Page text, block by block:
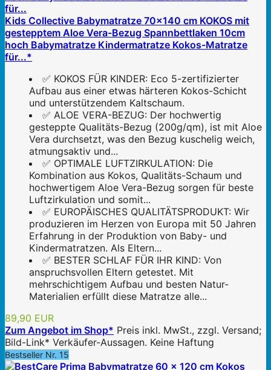
Kids Collective Babymatratze 70x140 cm KOKOS mit
gestepptem Aloe Vera-Bezug Spannbettlaken 10cm
hoch Babymatratze Kindermatratze Kokos-Matratze
für...*
✅ KOKOS FÜR KINDER: Eco 5-zertifizierter
Aufbau aus einer etwas härteren Kokos-Schicht
und unterstützendem Kaltschaum.
✅ ALOE VERA-BEZUG: Der hochwertig
gesteppte Qualitäts-Bezug (200g/qm), ist mit Aloe
Vera durchsetzt, was den Bezug kuschelig weich,
atmungsaktiv und...
✅ OPTIMALE LUFTZIRKULATION: Die
Kombination aus Kokos, Qualitäts-Schaum und
hochwertigem Aloe Vera-Bezug sorgen für beste
Luftzirkulation und somit...
✅ EUROPÄISCHES QUALITÄTSPRODUKT: Wir
produzieren im Herzen von Europa mit 50 Jahren
Erfahrung in der Produktion von Baby- und
Kindermatratzen. Als Eltern...
✅ BESTER SCHLAF FÜR IHR KIND: Von
anspruchsvollen Eltern getestet. Mit
mehrschichtigem Aufbau und besten Natur-
Materialien erfüllt diese Matratze alle...
89,90 EUR
Zum Angebot im Shop* Preis inkl. MwSt., zzgl. Versand;
Bild-Link* Verkäufer-Aussagen. Keine Haftung
Bestseller Nr. 15